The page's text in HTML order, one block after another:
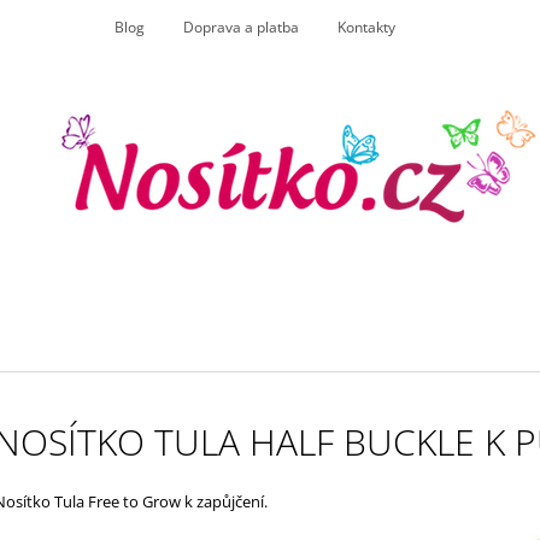
Blog Doprava a platba Kontakty
TULA HALF BUCKLE K
Tula Free to Grow k zapůjčení.
HLEDAT
ANGEL WINGS TROJHRÁNEK
Kč
MANDUCA XT
BOTANICGREEN